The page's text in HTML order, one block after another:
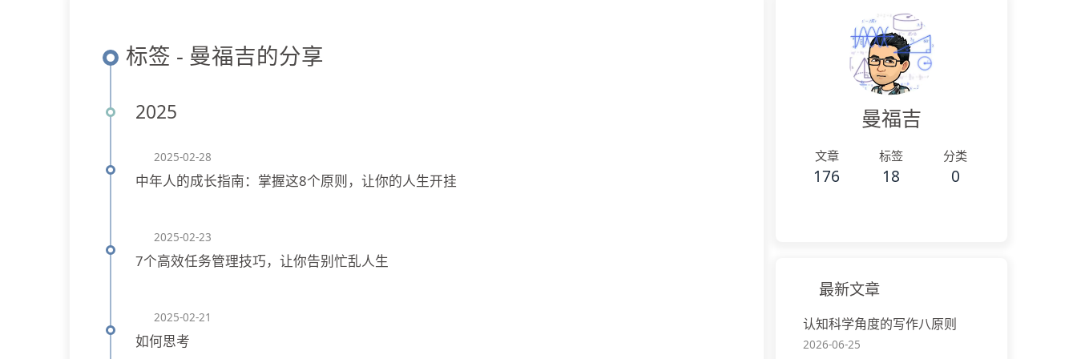
标签 - 曼福吉的分享
2025
2025-02-28
中年人的成长指南：掌握这8个原则，让你的人生开挂
2025-02-23
7个高效任务管理技巧，让你告别忙乱人生
2025-02-21
如何思考
曼福吉
文章
176
标签
18
分类
0
最新文章
认知科学角度的写作八原则
2026-06-25